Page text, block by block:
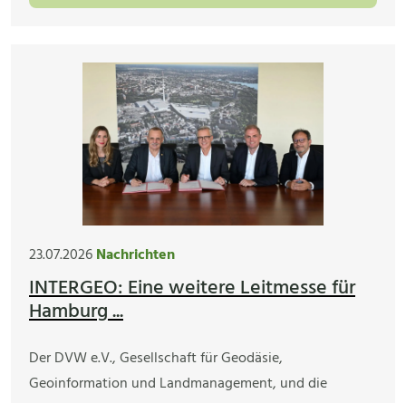
23.07.2026Nachrichten
INTERGEO: Eine weitere Leitmesse für
Hamburg ...
Der DVW e.V., Gesellschaft für Geodäsie,
Geoinformation und Landmanagement, und die